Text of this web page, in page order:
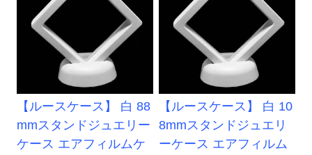
【ルースケース】 白 88
mmスタンドジュエリー
ケース エアフィルムケ
【ルースケース】 白 10
8mmスタンドジュエリ
ーケース エアフィルム